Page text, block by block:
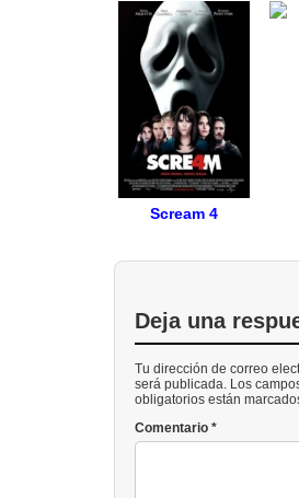
Scream 4
Deja una
Tu dirección de correo
será publicada. Los
obligatorios están
Comentario *